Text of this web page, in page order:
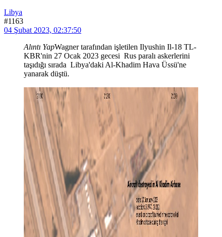
Libya
#1163
04 Şubat 2023, 02:37:50
Alıntı YapWagner tarafından işletilen Ilyushin Il-18 TL-
KBR'nin 27 Ocak 2023 gecesi Rus paralı askerlerini
taşıdığı sırada Libya'daki Al-Khadim Hava Üssü'ne
yanarak düştü.